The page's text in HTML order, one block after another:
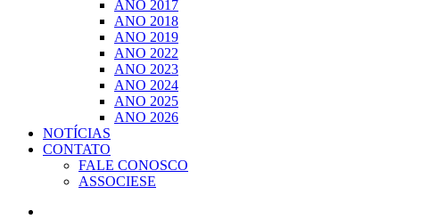
ANO 2017
ANO 2018
ANO 2019
ANO 2022
ANO 2023
ANO 2024
ANO 2025
ANO 2026
NOTÍCIAS
CONTATO
FALE CONOSCO
ASSOCIESE